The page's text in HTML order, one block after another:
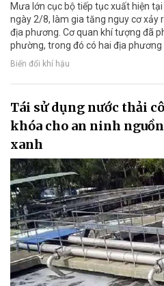
Mưa lớn cục bộ tiếp tục xuất hiện
ngày 2/8, làm gia tăng nguy cơ xảy
địa phương. Cơ quan khí tượng đã
phường, trong đó có hai địa phương
Biến đổi khí hậu
Tái sử dụng nước thải
khóa cho an ninh
xanh